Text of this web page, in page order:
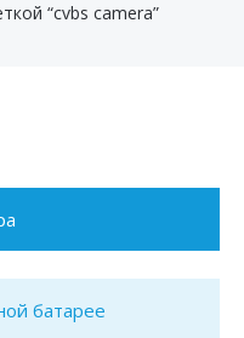
“cvbs camera”
батарее